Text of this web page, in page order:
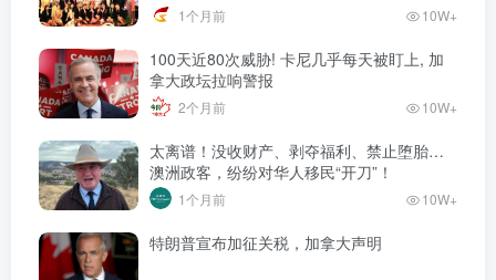
1个月前 10W+
100天近80次威胁! 卡尼几乎每天被盯上, 加
拿大政坛拉响警报
2个月前 10W+
太离谱！没收财产、剥夺福利、禁止堕胎…
澳洲政客，纷纷对华人移民“开刀”！
1个月前 10W+
特朗普宣布加征关税，加拿大声明